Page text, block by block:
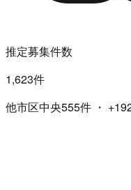
推定募集件数
1,623件
他市区中央555件 ・